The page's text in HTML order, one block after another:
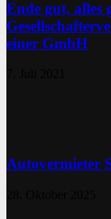
Ende gut, alles
einer GmbH
Autovermieter